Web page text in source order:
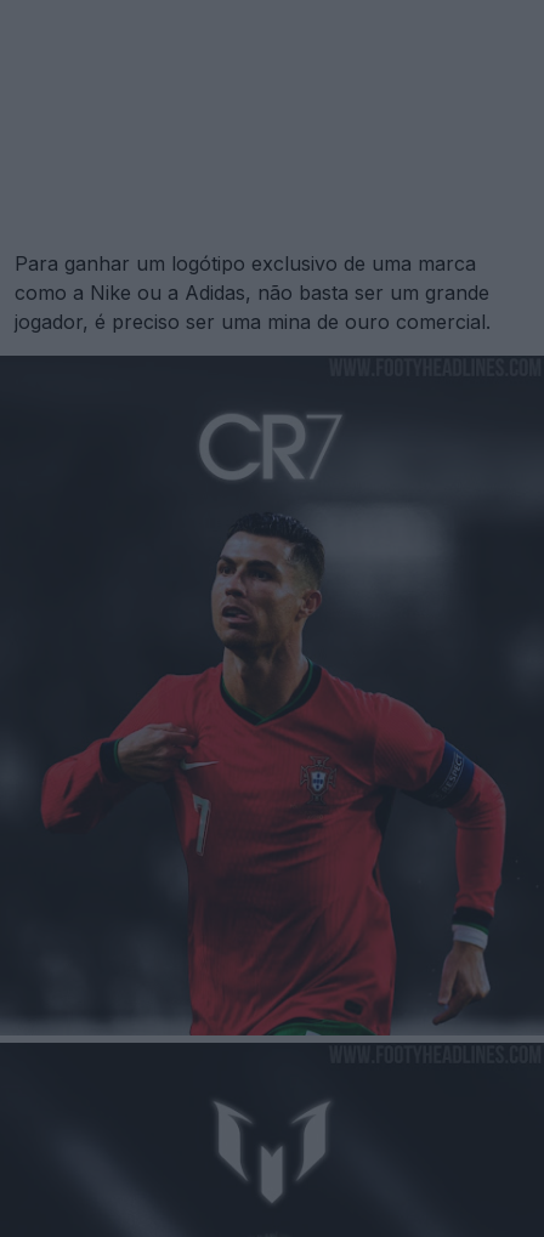
Para ganhar um logótipo exclusivo de uma marca
como a Nike ou a Adidas, não basta ser um grande
jogador, é preciso ser uma mina de ouro comercial.